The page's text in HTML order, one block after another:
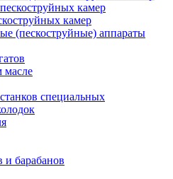
камер
камер
(пескоструйные) аппараты
масле
специальных
и барабанов